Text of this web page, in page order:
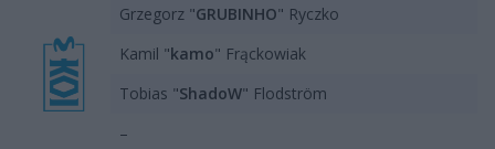
Grzegorz "GRUBINHO" Ryczko
Kamil "kamo" Frąckowiak
Tobias "ShadoW" Flodström
–